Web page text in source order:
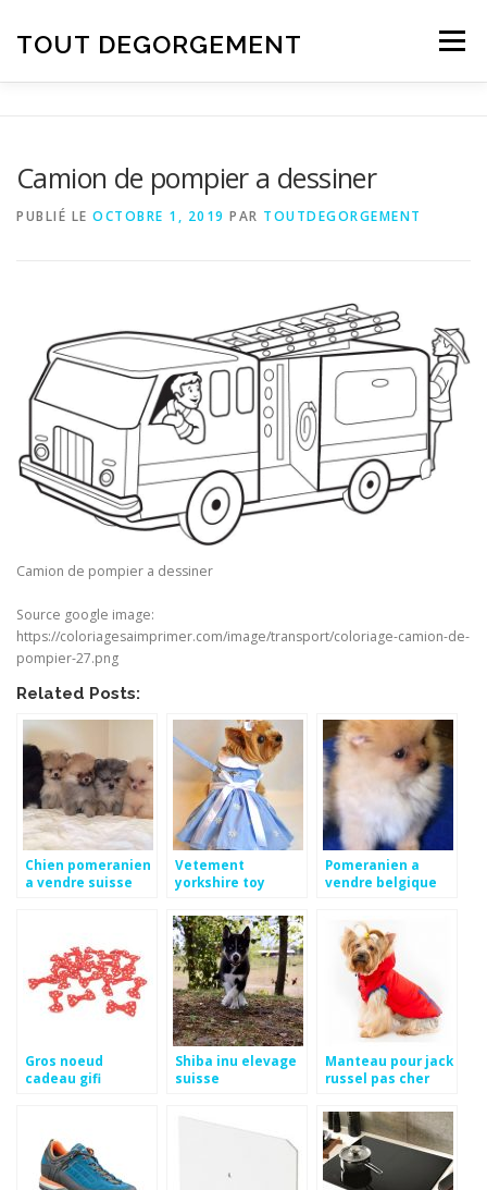
TOUT DEGORGEMENT Menu
Camion de pompier a dessiner
PUBLIÉ LE OCTOBRE 1, 2019 PAR TOUTDEGORGEMENT
Camion de pompier a dessiner
Source google image:
https://coloriagesaimprimer.com/image/transport/coloriage-camion-de-
pompier-27.png
Related Posts:
Chien pomeranien
a vendre suisse
Vetement
yorkshire toy
Pomeranien a
vendre belgique
Gros noeud
cadeau gifi
Shiba inu elevage
suisse
Manteau pour jack
russel pas cher